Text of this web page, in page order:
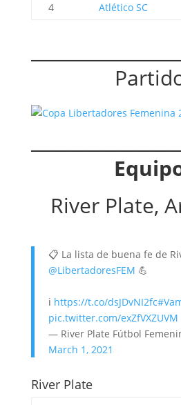
4 Atlético SC
River Plate,
📋 La lista de buena fe de
@LibertadoresFEM 💪
ℹ️ https://t.co/dsJDvNI2fc
pic.twitter.com/exZfVXZUVM
— River Plate Fútbol
March 1, 2021
River Plate